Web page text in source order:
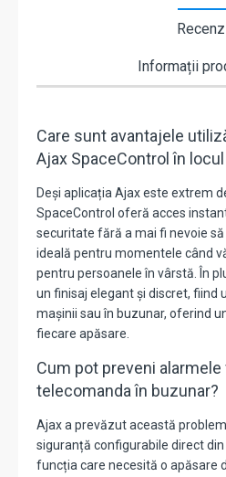
Informații
Care sunt avantajele
Ajax SpaceControl în
Deși aplicația Ajax este extrem
SpaceControl oferă acces
securitate fără a mai fi nevoie
ideală pentru momentele când
pentru persoanele în vârstă. În
un finisaj elegant și discret, fiind
mașinii sau în buzunar, oferind
fiecare apăsare.
Cum pot preveni
telecomanda în buzunar?
Ajax a prevăzut această
siguranță configurabile direct
funcția care necesită o apăsare